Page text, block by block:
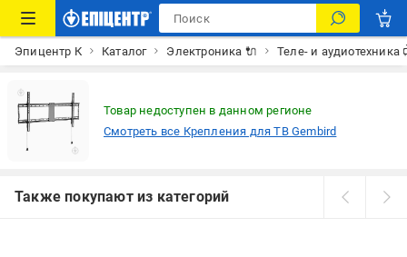
Эпицентр К Каталог Электроника 🔌 Теле- и аудиотехника
Товар недоступен в данном регионе
Смотреть все Крепления для ТВ Gembird
Также покупают из категорий